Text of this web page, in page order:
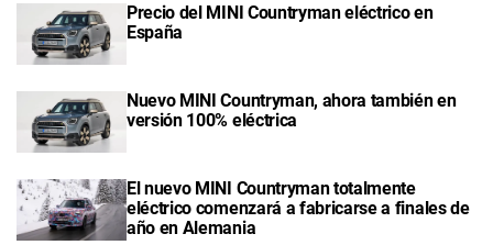
Precio del MINI Countryman eléctrico en
España
Nuevo MINI Countryman, ahora también en
versión 100% eléctrica
El nuevo MINI Countryman totalmente
eléctrico comenzará a fabricarse a finales de
año en Alemania